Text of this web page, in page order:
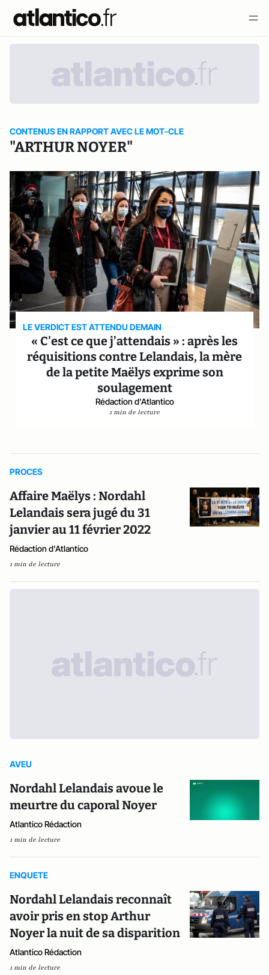
CONTENUS EN RAPPORT AVEC LE MOT-CLE
"ARTHUR NOYER"
LE VERDICT EST ATTENDU DEMAIN
« C'est ce que j’attendais » : après les
réquisitions contre Lelandais, la mère
de la petite Maëlys exprime son
soulagement
Rédaction d'Atlantico
1 min de lecture
PROCES
Affaire Maëlys : Nordahl
Lelandais sera jugé du 31
janvier au 11 février 2022
Rédaction d'Atlantico
1 min de lecture
AVEU
Nordahl Lelandais avoue le
meurtre du caporal Noyer
Atlantico Rédaction
1 min de lecture
ENQUETE
Nordahl Lelandais reconnaît
avoir pris en stop Arthur
Noyer la nuit de sa disparition
Atlantico Rédaction
1 min de lecture